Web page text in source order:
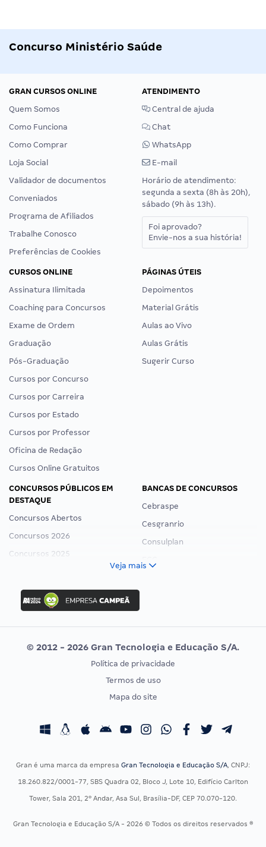
Concurso Ministério Saúde
GRAN CURSOS ONLINE
Quem Somos
Como Funciona
Como Comprar
Loja Social
Validador de documentos
Conveniados
Programa de Afiliados
Trabalhe Conosco
Preferências de Cookies
ATENDIMENTO
Central de ajuda
Chat
WhatsApp
E-mail
Horário de atendimento:
segunda a sexta (8h às 20h),
sábado (9h às 13h).
Foi aprovado?
Envie-nos a sua história!
CURSOS ONLINE
Assinatura Ilimitada
Coaching para Concursos
Exame de Ordem
Graduação
Pós-Graduação
Cursos por Concurso
Cursos por Carreira
Cursos por Estado
Cursos por Professor
Oficina de Redação
Cursos Online Gratuitos
PÁGINAS ÚTEIS
Depoimentos
Material Grátis
Aulas ao Vivo
Aulas Grátis
Sugerir Curso
CONCURSOS PÚBLICOS EM
DESTAQUE
Concursos Abertos
Concursos 2026
Concursos 2025
Concurso Ibama
Concurso MPU
Editais publicados
BANCAS DE CONCURSOS
Cebraspe
Cesgranrio
Consulplan
Vunesp
CONCURSOS POR PROFISSÃO
Concursos Fiscais
Concursos Saúde
Residência Multiprofissional
EXAME DE ORDEM
Calendário OAB
Veja mais
© 2012 - 2026 Gran Tecnologia e Educação S/A.
Política de privacidade
Termos de uso
Mapa do site
Gran é uma marca da empresa Gran Tecnologia e Educação S/A, CNPJ:
18.260.822/0001-77, SBS Quadra 02, Bloco J, Lote 10, Edifício Carlton
Tower, Sala 201, 2º Andar, Asa Sul, Brasília-DF, CEP 70.070-120.
Gran Tecnologia e Educação S/A - 2026 © Todos os direitos reservados ®